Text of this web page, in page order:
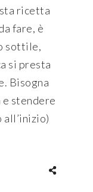
ricetta
fare, è
sottile,
si presta
Bisogna
e stendere